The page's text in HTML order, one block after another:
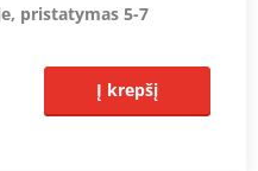
pristatymas 5-7
Į krepšį